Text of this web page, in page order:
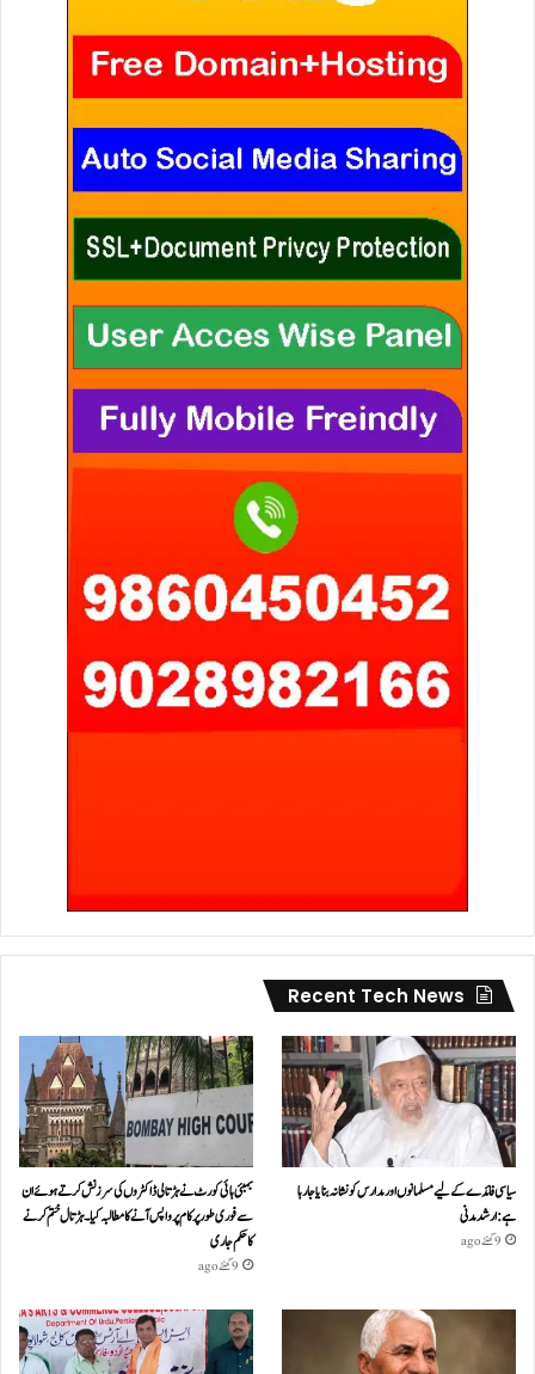
Recent Tech News
سیاسی فائدے کے لیے مسلمانوں اور مدارس کو نشانہ بنایا جا رہا
ہے: ارشد مدنی
9 گھنٹے ago
بمبئی ہائی کورٹ نے ہڑتالی ڈاکٹروں کی سرزنش کرتے ہوئے ان
سے فوری طور پر کام پر واپس آنے کا مطالبہ کیا۔ہڑتال ختم کرنے
کا حکم جاری
9 گھنٹے ago